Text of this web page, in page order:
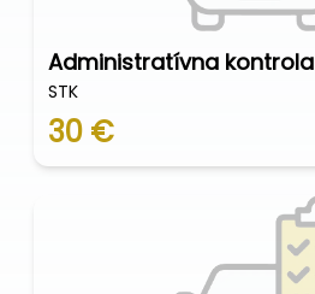
Administratívna kontrola
STK
30 €